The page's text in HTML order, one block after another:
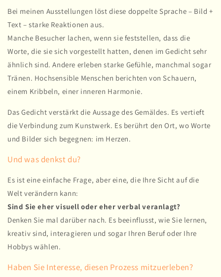
Bei meinen Ausstellungen löst diese doppelte Sprache – Bild +
Text – starke Reaktionen aus.
Manche Besucher lachen, wenn sie feststellen, dass die
Worte, die sie sich vorgestellt hatten, denen im Gedicht sehr
ähnlich sind. Andere erleben starke Gefühle, manchmal sogar
Tränen. Hochsensible Menschen berichten von Schauern,
einem Kribbeln, einer inneren Harmonie.
Das Gedicht verstärkt die Aussage des Gemäldes. Es vertieft
die Verbindung zum Kunstwerk. Es berührt den Ort, wo Worte
und Bilder sich begegnen: im Herzen.
Und was denkst du?
Es ist eine einfache Frage, aber eine, die Ihre Sicht auf die
Welt verändern kann:
Sind Sie eher visuell oder eher verbal veranlagt?
Denken Sie mal darüber nach. Es beeinflusst, wie Sie lernen,
kreativ sind, interagieren und sogar Ihren Beruf oder Ihre
Hobbys wählen.
Haben Sie Interesse, diesen Prozess mitzuerleben?